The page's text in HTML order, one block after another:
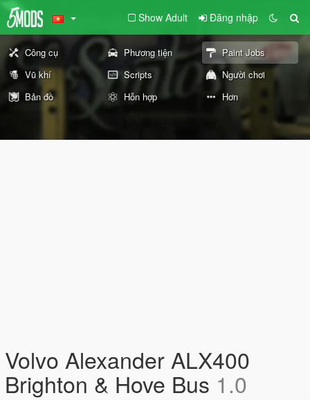
Show Adult Đăng nhập
Công cụ Phương tiện
Paint Jobs
Vũ khí
Scripts
Người chơi
Bản đồ
Hỗn hợp Hơn
Volvo Alexander ALX400
Brighton & Hove Bus 1.0